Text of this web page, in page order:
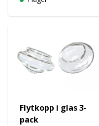
Flytkopp i glas 3-
pack